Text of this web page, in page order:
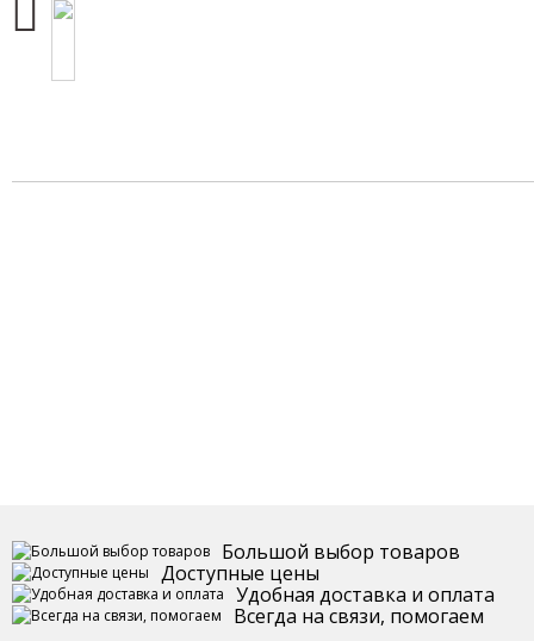
Большой выбор товаров
Доступные цены
Удобная доставка и оплата
Всегда на связи, помогаем